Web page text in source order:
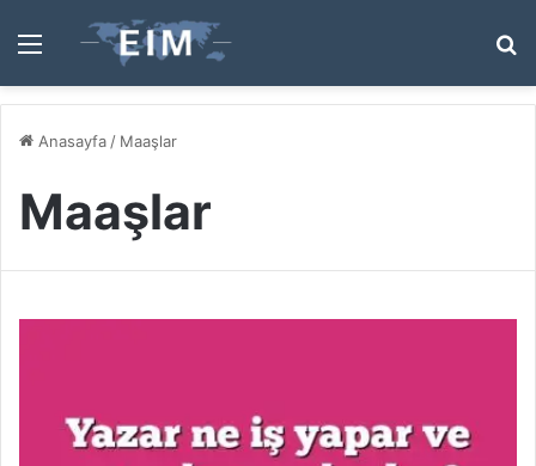
Menü
...
Anasayfa / Maaşlar
Maaşlar